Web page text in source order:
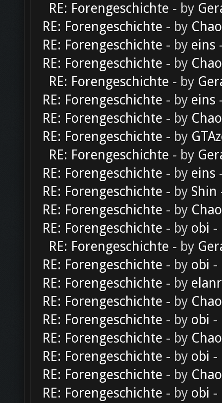
RE: Forengeschichte - by
RE: Forengeschichte - by
RE: Forengeschichte - by eins
RE: Forengeschichte - by
RE: Forengeschichte - by
RE: Forengeschichte - by eins
RE: Forengeschichte - by
RE: Forengeschichte - by
RE: Forengeschichte - by
RE: Forengeschichte - by eins
RE: Forengeschichte - by Shin
RE: Forengeschichte - by
RE: Forengeschichte - by obi -
RE: Forengeschichte - by
RE: Forengeschichte - by obi -
RE: Forengeschichte - by
RE: Forengeschichte - by
RE: Forengeschichte - by obi -
RE: Forengeschichte - by
RE: Forengeschichte - by obi -
RE: Forengeschichte - by
RE: Forengeschichte - by obi -